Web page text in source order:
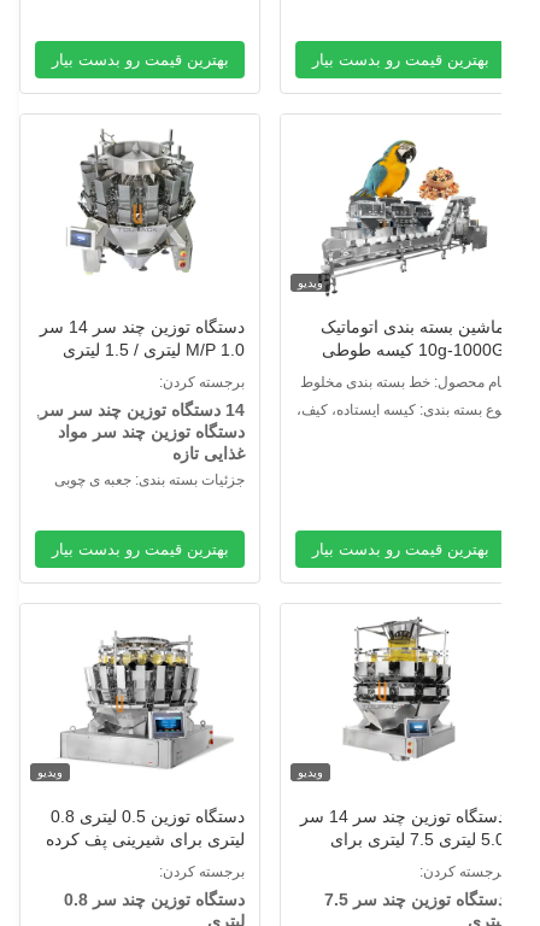
بهترین قیمت رو بدست بیار بهترین قیمت رو بدست بیار
بسته بندی اتوماتیک
10g-1000G کیسه طوطی
غذایی آجیل قند ادویه
برگ کیسه بسته بندی
چند سر وزن
محصول: خط بسته بندی مخلوط
طوطی
بسته بندی: کیسه ایستاده، کیف،
بهترین قیمت رو بدست بیار
دستگاه توزین چند سر 14 سر
M/P 1.0 لیتری / 1.5 لیتری
برای غذای تازه و چسبناک
روغنی
برجسته کردن:
,
دستگاه توزین چند سر مواد
غذایی تازه
جزئیات بسته بندی: جعبه ی چوبی
بهترین قیمت رو بدست بیار
دستگاه توزین چند سر 14 سر
5.0 لیتری 7.5 لیتری برای
لوبیا سبز بستر گربه کلم
کردن:
دستگاه توزین چند سر 7.5
دستگاه توزین 0.5 لیتری 0.8
لیتری برای شیرینی پف کرده
با کشمش حیوانات خانگی
برجسته کردن:
دستگاه توزین چند سر 0.8